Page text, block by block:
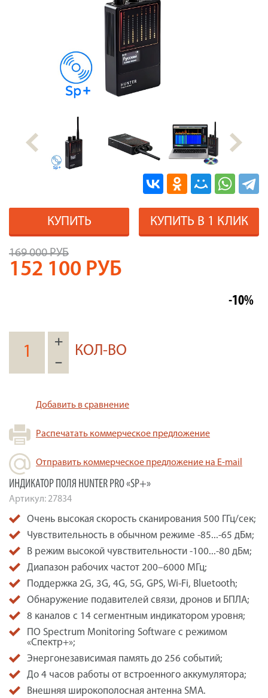
КУПИТЬ КУПИТЬ В 1 КЛИК
169 000 РУБ
152 100 РУБ
-10%
+
–
КОЛ-ВО
Добавить в сравнение
Распечатать коммерческое предложение
Отправить коммерческое предложение на E-mail
ИНДИКАТОР ПОЛЯ HUNTER PRO «SP+»
Артикул:27834
Очень высокая скорость сканирования 500 ГГц/сек;
Чувствительность в обычном режиме -85...-65 дБм;
В режим высокой чувствительности -100...-80 дБм;
Диапазон рабочих частот 200–6000 МГц;
Поддержка 2G, 3G, 4G, 5G, GPS, Wi-Fi, Bluetooth;
Обнаружение подавителей связи, дронов и БПЛА;
8 каналов с 14 сегментным индикатором уровня;
ПО Spectrum Monitoring Software с режимом
«Спектр+»;
Энергонезависимая память до 256 событий;
До 4 часов работы от встроенного аккумулятора;
Внешняя широкополосная антенна SMA.